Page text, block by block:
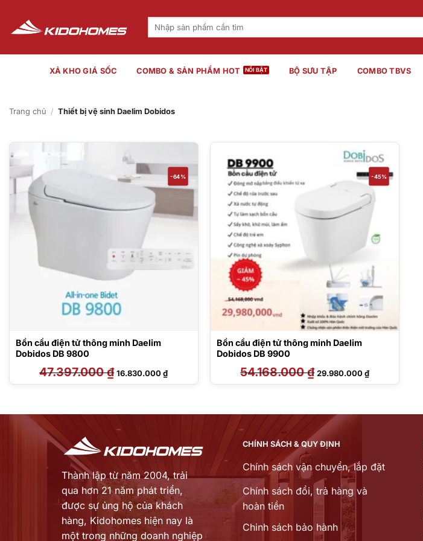
nội
dung
Tìm
XẢ KHO GIÁ SỐC COMBO & SẢN PHẨM HOT BỘ SƯU TẬP COMBO TBVS
Trang chủ / Thiết bị vệ sinh Daelim Dobidos
-64%
Bồn cầu điện tử thông minh Daelim
Dobidos DB 9800
47.397.000₫ Giá
gốc
là:
16.830.000₫Giá
hiện
tại
-45%
Bồn cầu điện tử thông minh Daelim
Dobidos DB 9900
54.168.000₫ Giá
gốc
là:
29.980.000₫Giá
hiện
tại
Thành lập từ năm 2004, trải
qua hơn 21 năm phát triển,
được sự ủng hộ của khách
hàng, Kidohomes hiện nay là
một trong những doanh nghiệp
CHÍNH SÁCH & QUY ĐỊNH
Chính sách vận chuyển, lắp đặt
Chính sách đổi, trả hàng và
hoàn tiền
Chinh sách bảo hành